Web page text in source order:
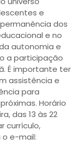
e
dos
e no
autonomia e
a participação
É importante ter
assistência e
para
Horário
das 13 às 22
currículo,
o e-mail: